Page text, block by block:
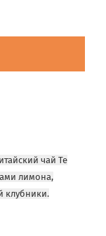
чай Те
лимона,
клубники.